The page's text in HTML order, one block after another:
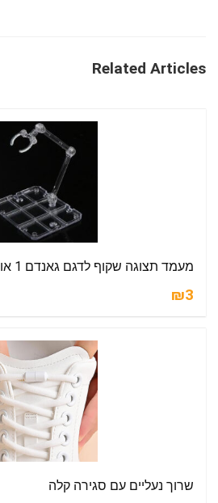
Related Articles
מעמד תצוגה שקוף לדגם גאנדם 1 או 144
₪3
שרוך נעליים עם סגירה קלה